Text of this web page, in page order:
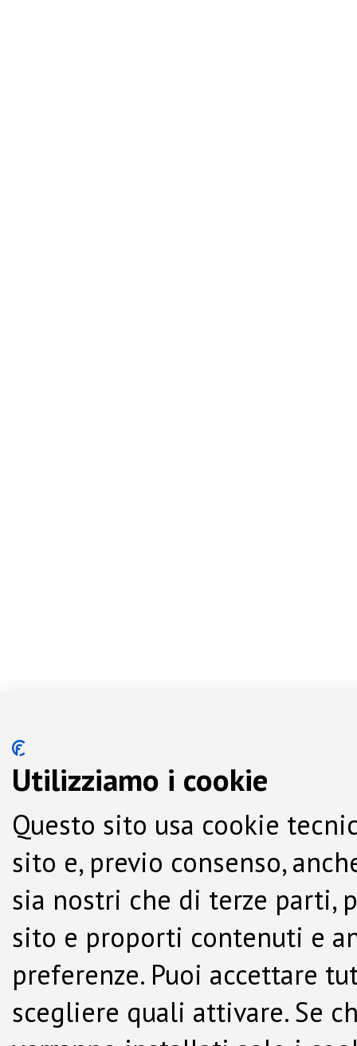
Utilizziamo i cookie
Questo sito usa cookie
sito e, previo consenso,
sia nostri che di terze parti,
sito e proporti contenuti e
preferenze. Puoi accettare
scegliere quali attivare. Se